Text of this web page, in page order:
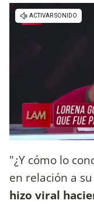
"¿Y cómo lo
en relación a
hizo viral